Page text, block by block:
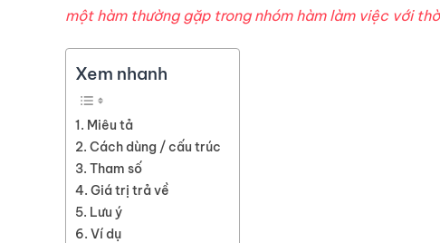
một hàm thường gặp trong nhóm hàm làm việc với
Xem nhanh
Miêu tả
Cách dùng / cấu trúc
Tham số
Giá trị trả về
Lưu ý
Ví dụ